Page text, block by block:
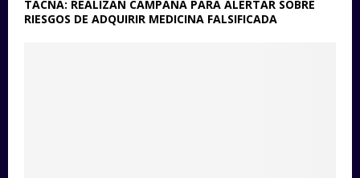
TACNA: REALIZAN CAMPAÑA PARA ALERTAR SOBRE
RIESGOS DE ADQUIRIR MEDICINA FALSIFICADA